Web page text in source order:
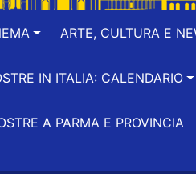
ARTE, CULTURA E
IN ITALIA: CALENDARIO
A PARMA E PROVINCIA